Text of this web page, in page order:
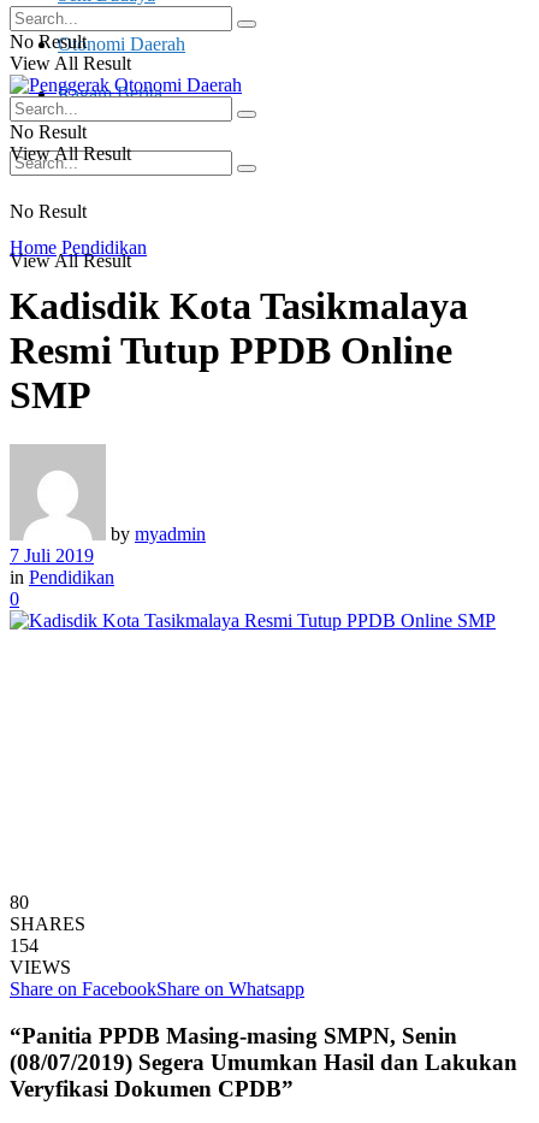
Otonomi Daerah
Ragam Berita
No Result
View All Result
No Result
View All Result
No Result
View All Result
Home Pendidikan
Kadisdik Kota Tasikmalaya
Resmi Tutup PPDB Online
SMP
by myadmin
7 Juli 2019
in Pendidikan
0
80
SHARES
154
VIEWS
Share on FacebookShare on Whatsapp
“Panitia PPDB Masing-masing SMPN, Senin
(08/07/2019) Segera Umumkan Hasil dan Lakukan
Veryfikasi Dokumen CPDB”